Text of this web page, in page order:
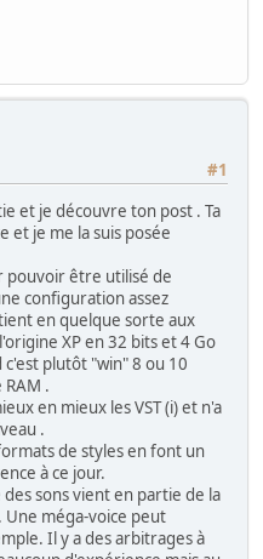
#1
et je découvre ton post . Ta
je me la suis posée
pouvoir être utilisé de
configuration assez
en quelque sorte aux
XP en 32 bits et 4 Go
plutôt "win" 8 ou 10
.
en mieux les VST (i) et n'a
.
de styles en font un
à ce jour.
sons vient en partie de la
Une méga-voice peut
Il y a des arbitrages à